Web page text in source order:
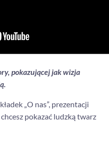
pokazującej jak wizja
„O nas”, prezentacji
pokazać ludzką twarz